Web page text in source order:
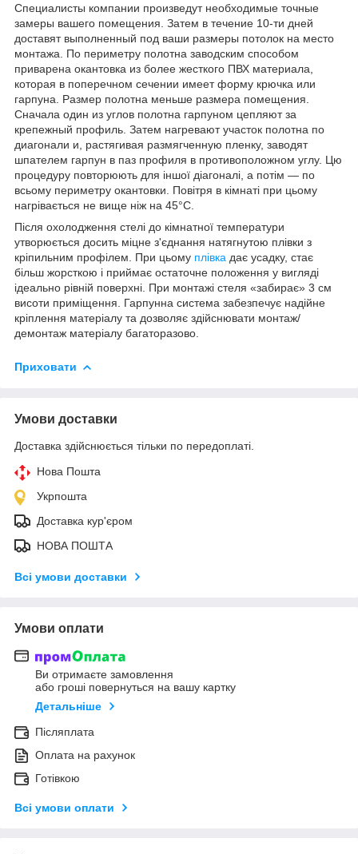
Специалисты компании произведут необходимые точные
замеры вашего помещения. Затем в течение 10-ти дней
доставят выполненный под ваши размеры потолок на место
монтажа. По периметру полотна заводским способом
приварена окантовка из более жесткого ПВХ материала,
которая в поперечном сечении имеет форму крючка или
гарпуна. Размер полотна меньше размера помещения.
Сначала один из углов полотна гарпуном цепляют за
крепежный профиль. Затем нагревают участок полотна по
диагонали и, растягивая размягченную пленку, заводят
шпателем гарпун в паз профиля в противоположном углу. Цю
процедуру повторюють для іншої діагоналі, а потім — по
всьому периметру окантовки. Повітря в кімнаті при цьому
нагрівається не вище ніж на 45°С.
Після охолодження стелі до кімнатної температури
утворюється досить міцне з'єднання натягнутою плівки з
кріпильним профілем. При цьому плівка дає усадку, стає
більш жорсткою і приймає остаточне положення у вигляді
ідеально рівній поверхні. При монтажі стеля «забирає» 3 см
висоти приміщення. Гарпунна система забезпечує надійне
кріплення матеріалу та дозволяє здійснювати монтаж/
демонтаж матеріалу багаторазово.
Приховати
Умови доставки
Доставка здійснюється тільки по передоплаті.
Нова Пошта
Укрпошта
Доставка кур'єром
НОВА ПОШТА
Всі умови доставки
Умови оплати
Ви отримаєте замовлення
або гроші повернуться на вашу картку
Детальніше
Післяплата
Оплата на рахунок
Готівкою
Всі умови оплати